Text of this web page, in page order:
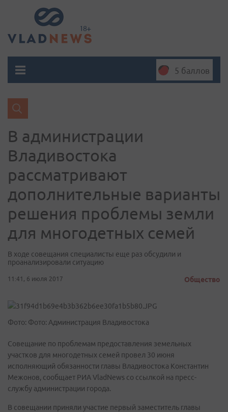
5 баллов
В администрации
Владивостока
рассматривают
дополнительные варианты
решения проблемы земли
для многодетных семей
В ходе совещания специалисты еще раз обсудили и
проанализировали ситуацию
11:41, 6 июля 2017 Общество
Фото: Фото: Администрация Владивостока
Совещание по проблемам предоставления земельных
участков для многодетных семей провел 30 июня
исполняющий обязанности главы Владивостока Константин
Межонов, сообщает РИА VladNews со ссылкой на пресс-
службу администрации города.
В совещании приняли участие первый заместитель главы